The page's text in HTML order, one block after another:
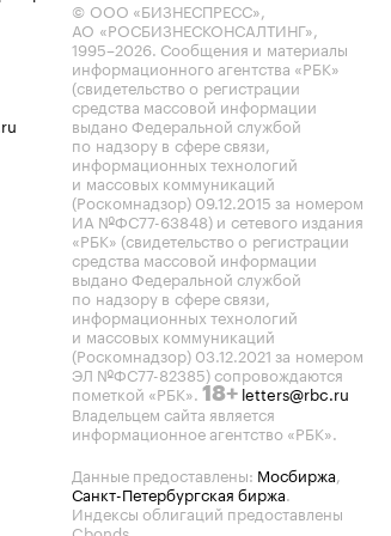
© ООО «БИЗНЕСПРЕСС»,
АО «РОСБИЗНЕСКОНСАЛТИНГ»,
1995–2026. Сообщения и материалы
информационного агентства «РБК»
(свидетельство о регистрации
средства массовой информации
выдано Федеральной службой
по надзору в сфере связи,
информационных технологий
и массовых коммуникаций
(Роскомнадзор) 09.12.2015 за номером
ИА №ФС77-63848) и сетевого издания
«РБК» (свидетельство о регистрации
средства массовой информации
выдано Федеральной службой
по надзору в сфере связи,
информационных технологий
и массовых коммуникаций
(Роскомнадзор) 03.12.2021 за номером
ЭЛ №ФС77-82385) сопровождаются
пометкой «РБК». 18+ letters@rbc.ru
Владельцем сайта является
информационное агентство «РБК».
Данные предоставлены: Мосбиржа,
Санкт-Петербургская биржа.
Индексы облигаций предоставлены
Cbonds.